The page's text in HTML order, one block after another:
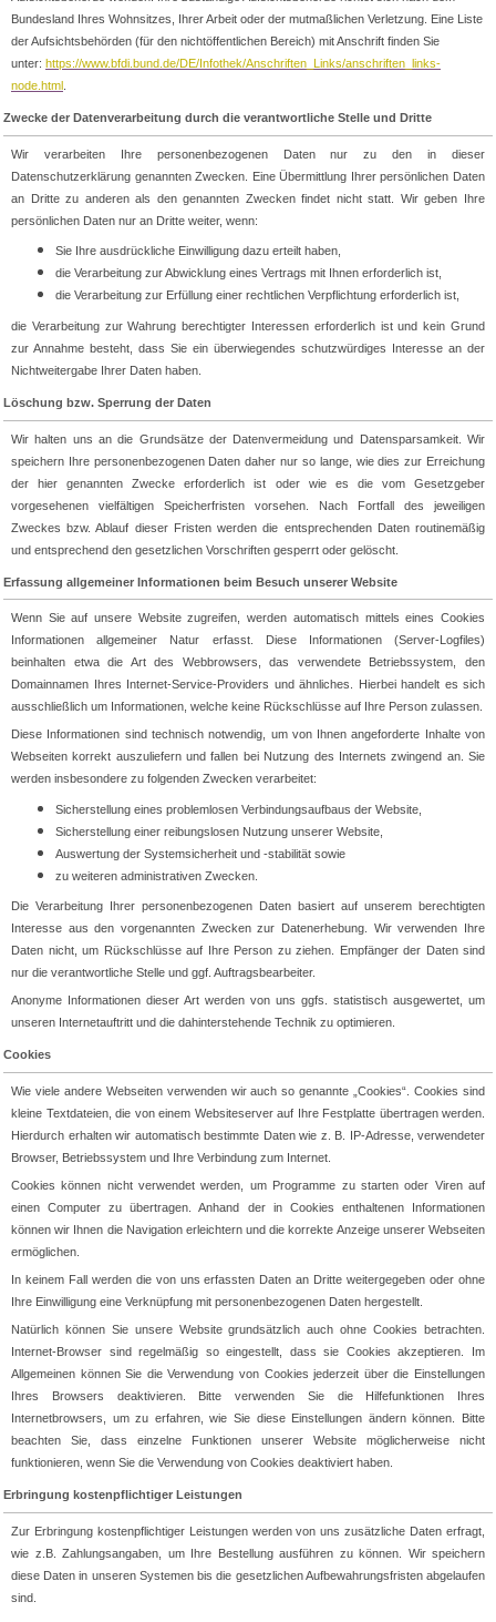
Bundesland Ihres Wohnsitzes, Ihrer Arbeit oder der mutmaßlichen Verletzung. Eine Liste
der Aufsichtsbehörden (für den nichtöffentlichen Bereich) mit Anschrift finden Sie
unter: https://www.bfdi.bund.de/DE/Infothek/Anschriften_Links/anschriften_links-
node.html
Zwecke der Datenverarbeitung durch die verantwortliche Stelle und Dritte
Wir verarbeiten Ihre personenbezogenen Daten nur zu den in dieser
Datenschutzerklärung genannten Zwecken. Eine Übermittlung Ihrer persönlichen Daten
an Dritte zu anderen als den genannten Zwecken findet nicht statt. Wir geben Ihre
persönlichen Daten nur an Dritte weiter, wenn:
Sie Ihre ausdrückliche Einwilligung dazu erteilt haben,
die Verarbeitung zur Abwicklung eines Vertrags mit Ihnen erforderlich ist,
die Verarbeitung zur Erfüllung einer rechtlichen Verpflichtung erforderlich ist,
die Verarbeitung zur Wahrung berechtigter Interessen erforderlich ist und kein Grund
zur Annahme besteht, dass Sie ein überwiegendes schutzwürdiges Interesse an der
Nichtweitergabe Ihrer Daten haben.
Löschung bzw. Sperrung der Daten
Wir halten uns an die Grundsätze der Datenvermeidung und Datensparsamkeit. Wir
speichern Ihre personenbezogenen Daten daher nur so lange, wie dies zur Erreichung
der hier genannten Zwecke erforderlich ist oder wie es die vom Gesetzgeber
vorgesehenen vielfältigen Speicherfristen vorsehen. Nach Fortfall des jeweiligen
Zweckes bzw. Ablauf dieser Fristen werden die entsprechenden Daten routinemäßig
und entsprechend den gesetzlichen Vorschriften gesperrt oder gelöscht.
Erfassung allgemeiner Informationen beim Besuch unserer Website
Wenn Sie auf unsere Website zugreifen, werden automatisch mittels eines Cookies
Informationen allgemeiner Natur erfasst. Diese Informationen (Server-Logfiles)
beinhalten etwa die Art des Webbrowsers, das verwendete Betriebssystem, den
Domainnamen Ihres Internet-Service-Providers und ähnliches. Hierbei handelt es sich
ausschließlich um Informationen, welche keine Rückschlüsse auf Ihre Person zulassen.
Diese Informationen sind technisch notwendig, um von Ihnen angeforderte Inhalte von
Webseiten korrekt auszuliefern und fallen bei Nutzung des Internets zwingend an. Sie
werden insbesondere zu folgenden Zwecken verarbeitet:
Sicherstellung eines problemlosen Verbindungsaufbaus der Website,
Sicherstellung einer reibungslosen Nutzung unserer Website,
Auswertung der Systemsicherheit und -stabilität sowie
zu weiteren administrativen Zwecken.
Die Verarbeitung Ihrer personenbezogenen Daten basiert auf unserem berechtigten
Interesse aus den vorgenannten Zwecken zur Datenerhebung. Wir verwenden Ihre
Daten nicht, um Rückschlüsse auf Ihre Person zu ziehen. Empfänger der Daten sind
nur die verantwortliche Stelle und ggf. Auftragsbearbeiter.
Anonyme Informationen dieser Art werden von uns ggfs. statistisch ausgewertet, um
unseren Internetauftritt und die dahinterstehende Technik zu optimieren.
Cookies
Wie viele andere Webseiten verwenden wir auch so genannte „Cookies“. Cookies sind
kleine Textdateien, die von einem Websiteserver auf Ihre Festplatte übertragen werden.
Hierdurch erhalten wir automatisch bestimmte Daten wie z. B. IP-Adresse, verwendeter
Browser, Betriebssystem und Ihre Verbindung zum Internet.
Cookies können nicht verwendet werden, um Programme zu starten oder Viren auf
einen Computer zu übertragen. Anhand der in Cookies enthaltenen Informationen
können wir Ihnen die Navigation erleichtern und die korrekte Anzeige unserer Webseiten
ermöglichen.
In keinem Fall werden die von uns erfassten Daten an Dritte weitergegeben oder ohne
Ihre Einwilligung eine Verknüpfung mit personenbezogenen Daten hergestellt.
Natürlich können Sie unsere Website grundsätzlich auch ohne Cookies betrachten.
Internet-Browser sind regelmäßig so eingestellt, dass sie Cookies akzeptieren. Im
Allgemeinen können Sie die Verwendung von Cookies jederzeit über die Einstellungen
Ihres Browsers deaktivieren. Bitte verwenden Sie die Hilfefunktionen Ihres
Internetbrowsers, um zu erfahren, wie Sie diese Einstellungen ändern können. Bitte
beachten Sie, dass einzelne Funktionen unserer Website möglicherweise nicht
funktionieren, wenn Sie die Verwendung von Cookies deaktiviert haben.
Erbringung kostenpflichtiger Leistungen
Zur Erbringung kostenpflichtiger Leistungen werden von uns zusätzliche Daten erfragt,
wie z.B. Zahlungsangaben, um Ihre Bestellung ausführen zu können. Wir speichern
diese Daten in unseren Systemen bis die gesetzlichen Aufbewahrungsfristen abgelaufen
sind.